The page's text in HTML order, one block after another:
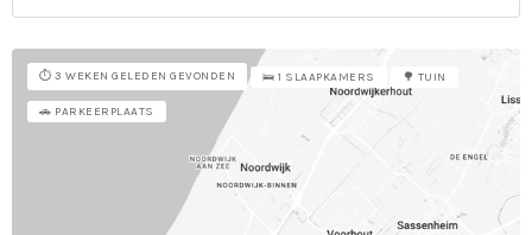
⏱️ 3 WEKEN GELEDEN GEVONDEN 🛌 1 SLAAPKAMERS 🌳 TUIN
🚗 PARKEERPLAATS